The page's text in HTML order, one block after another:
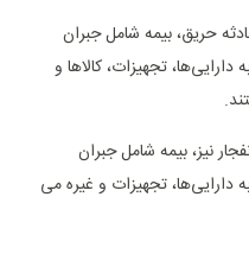
حریق، بیمه شامل جبران
تجهیزات، کالاها و
نیز، بیمه شامل جبران
تجهیزات و غیره می